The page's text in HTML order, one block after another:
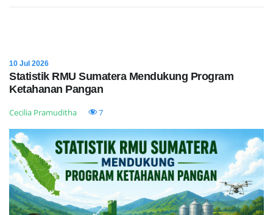
10 Jul 2026
Statistik RMU Sumatera Mendukung Program
Ketahanan Pangan
Cecilia Pramuditha 7